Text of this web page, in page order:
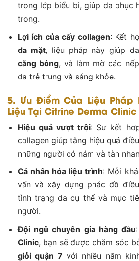
trong lớp biểu bì, giúp da phục
trong.
Lợi ích của cấy collagen: Kết
da mặt, liệu pháp này giúp
căng bóng, và làm mờ các
da trẻ trung và sáng khỏe​​.
5. Ưu Điểm Của Liệu Pháp
Liệu Tại Citrine Derma Clinic
Hiệu quả vượt trội: Sự kết
collagen giúp tăng hiệu quả
những người có nám và tàn
Cá nhân hóa liệu trình: Mỗi
vấn và xây dựng phác đồ
tình trạng da cụ thể và mục
người.
Đội ngũ chuyên gia hàng đầu
Clinic, bạn sẽ được chăm sóc
giỏi quận 7 với nhiều năm